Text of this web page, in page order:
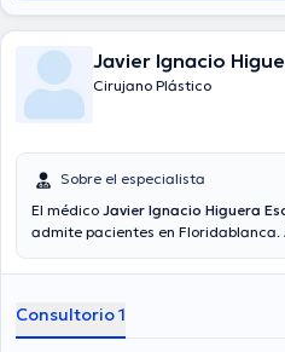
Javier Ignacio
Cirujano Plástico
Sobre el especialista
El médico Javier Ignacio Higuera
admite pacientes en Floridablanca.
su área de especialidad. El Dr.
él se ha destacados como miembro
médicas. Javier Ignacio Higuera
Consultorio 1